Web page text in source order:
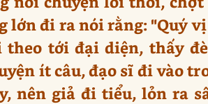
lớn đi ra nói rằng: "Quý
theo tới đại diện, thấy
ít câu, đạo sĩ đi vào
nên giả đi tiểu, lỏn ra